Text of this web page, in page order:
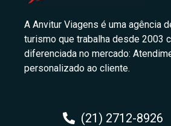
A Anvitur Viagens é uma agência
turismo que trabalha desde 2003
diferenciada no mercado:
personalizado ao cliente.
(21) 2712-8926